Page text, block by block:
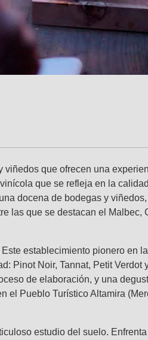
que ofrecen una
que se refleja en la
docena de bodegas y
las que se destacan el Malbec,
establecimiento pionero en
Pinot Noir, Tannat, Petit Verdot
de elaboración, y una
el Pueblo Turístico Altamira
estudio del suelo.